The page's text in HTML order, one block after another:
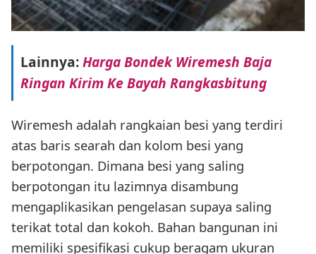
Lainnya:Harga Bondek Wiremesh Baja
Ringan Kirim Ke Bayah Rangkasbitung
Wiremesh adalah rangkaian besi yang terdiri
atas baris searah dan kolom besi yang
berpotongan. Dimana besi yang saling
berpotongan itu lazimnya disambung
mengaplikasikan pengelasan supaya saling
terikat total dan kokoh. Bahan bangunan ini
memiliki spesifikasi cukup beragam ukuran